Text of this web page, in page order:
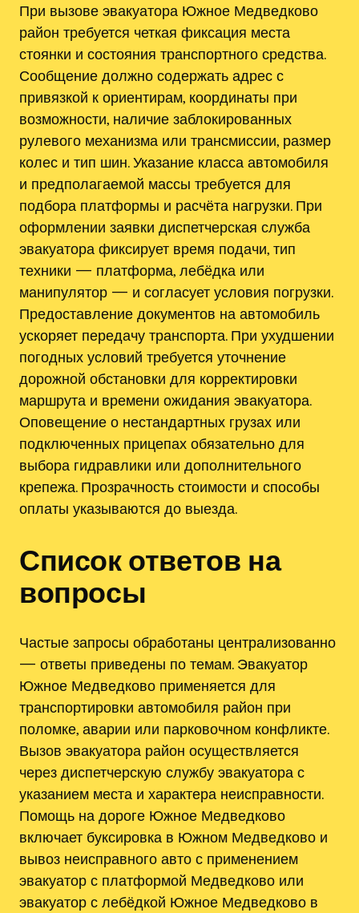
При вызове эвакуатора Южное Медведково
район требуется четкая фиксация места
стоянки и состояния транспортного средства.
Сообщение должно содержать адрес с
привязкой к ориентирам, координаты при
возможности, наличие заблокированных
рулевого механизма или трансмиссии, размер
колес и тип шин. Указание класса автомобиля
и предполагаемой массы требуется для
подбора платформы и расчёта нагрузки. При
оформлении заявки диспетчерская служба
эвакуатора фиксирует время подачи, тип
техники — платформа, лебёдка или
манипулятор — и согласует условия погрузки.
Предоставление документов на автомобиль
ускоряет передачу транспорта. При ухудшении
погодных условий требуется уточнение
дорожной обстановки для корректировки
маршрута и времени ожидания эвакуатора.
Оповещение о нестандартных грузах или
подключенных прицепах обязательно для
выбора гидравлики или дополнительного
крепежа. Прозрачность стоимости и способы
оплаты указываются до выезда.
Список ответов на
вопросы
Частые запросы обработаны централизованно
— ответы приведены по темам. Эвакуатор
Южное Медведково применяется для
транспортировки автомобиля район при
поломке, аварии или парковочном конфликте.
Вызов эвакуатора район осуществляется
через диспетчерскую службу эвакуатора с
указанием места и характера неисправности.
Помощь на дороге Южное Медведково
включает буксировка в Южном Медведково и
вывоз неисправного авто с применением
эвакуатор с платформой Медведково или
эвакуатор с лебёдкой Южное Медведково в